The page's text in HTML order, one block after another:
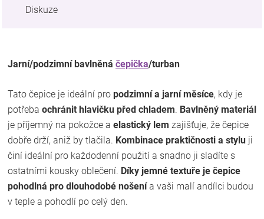
Diskuze
Jarní/podzimní bavlněná čepička/turban
Tato čepice je ideální pro podzimní a jarní měsíce, kdy je
potřeba ochránit hlavičku před chladem. Bavlněný materiál
je příjemný na pokožce a elastický lem zajišťuje, že čepice
dobře drží, aniž by tlačila. Kombinace praktičnosti a stylu ji
činí ideální pro každodenní použití a snadno ji sladíte s
ostatními kousky oblečení. Díky jemné textuře je čepice
pohodlná pro dlouhodobé nošenía vaši malí andílci budou
v teple a pohodlí po celý den.